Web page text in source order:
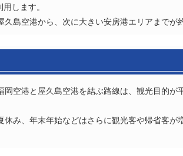
します。
島空港から、次に大きい安房港エリアまでが
空港と屋久島空港を結ぶ路線は、観光目的が
み、年末年始などはさらに観光客や帰省客が